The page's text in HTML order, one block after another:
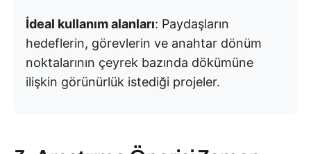
İdeal kullanım alanları: Paydaşların
hedeflerin, görevlerin ve anahtar dönüm
noktalarının çeyrek bazında dökümüne
ilişkin görünürlük istediği projeler.